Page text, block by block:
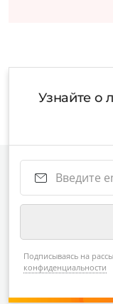
Узнайте о
Подписываясь на
конфиденциальности